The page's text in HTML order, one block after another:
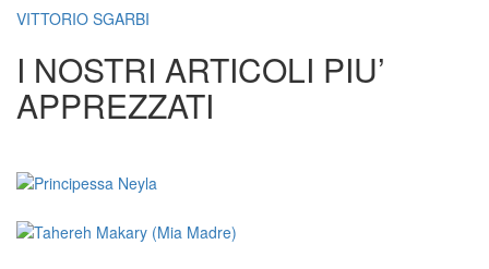
VITTORIO SGARBI
I NOSTRI ARTICOLI PIU’
APPREZZATI